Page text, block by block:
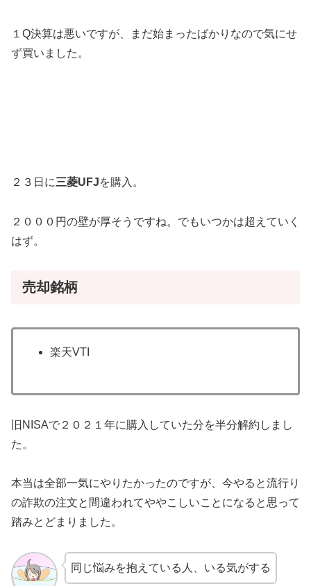
１Q決算は悪いですが、まだ始まったばかりなので気にせ
ず買いました。
２３日に三菱UFJを購入。
２０００円の壁が厚そうですね。でもいつかは超えていく
はず。
売却銘柄
楽天VTI
旧NISAで２０２１年に購入していた分を半分解約しまし
た。
本当は全部一気にやりたかったのですが、今やると流行り
の詐欺の注文と間違われてややこしいことになると思って
踏みとどまりました。
同じ悩みを抱えている人、いる気がする